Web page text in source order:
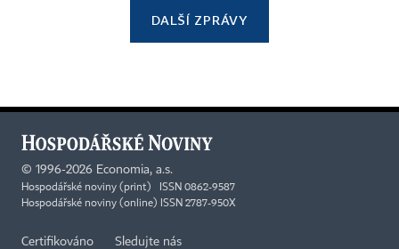
DALŠÍ ZPRÁVY
© 1996-2026 Economia, a.s.
Hospodářské noviny (print) ISSN 0862-9587
Hospodářské noviny (online) ISSN 2787-950X
Certifikováno Sledujte nás